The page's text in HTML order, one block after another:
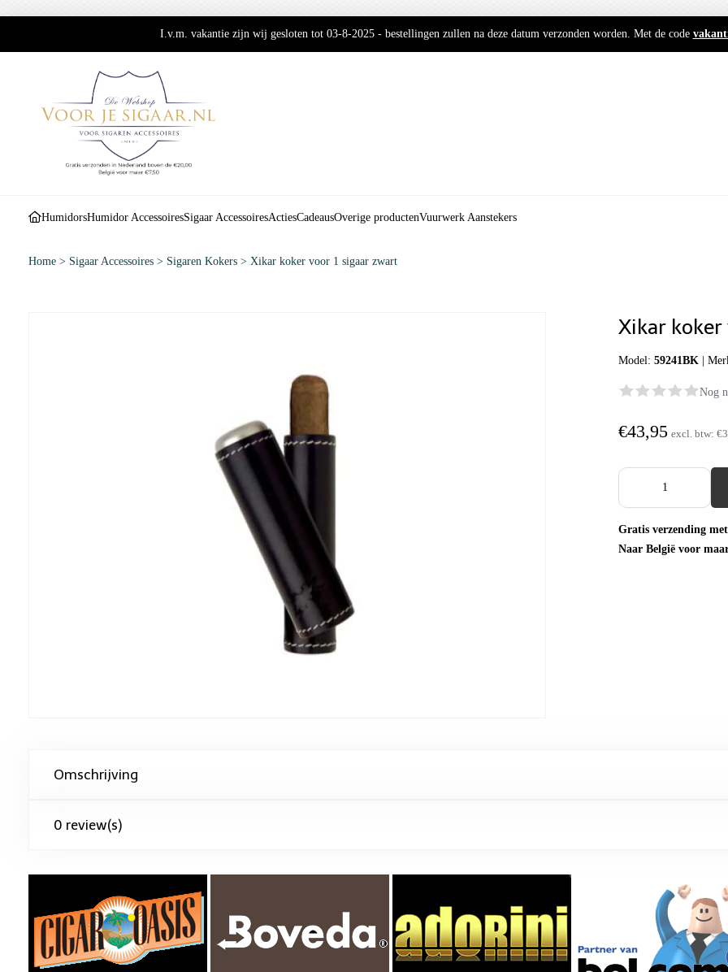
I.v.m. vakantie zijn wij gesloten tot 03-8-2025 - bestellingen zullen na deze datum verzonden worden. Met de code
HumidorsHumidor AccessoiresSigaar AccessoiresActiesCadeausOverige productenVuurwerk Aanstekers
Home > Sigaar Accessoires > Sigaren Kokers > Xikar koker voor 1 sigaar zwart
Xikar
Model:59241BK |
Nog
€43,95 excl. btw:
Gratis verzending
Naar België voor
Omschrijving
0 review(s)